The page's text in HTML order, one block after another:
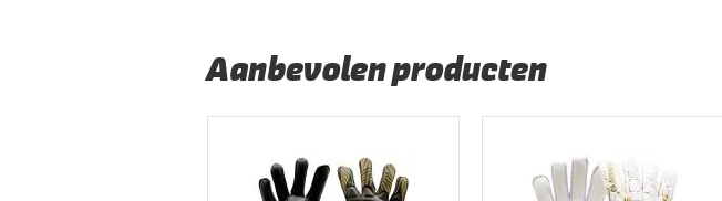
Aanbevolen producten